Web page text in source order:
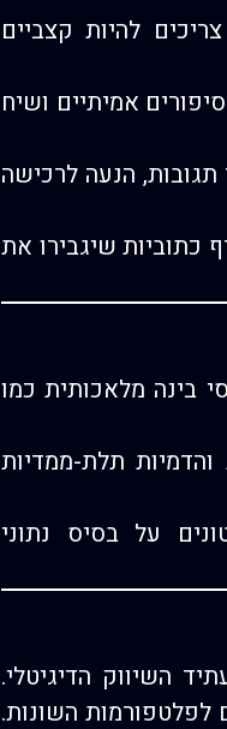
– יצירת תוכן ייעודי לכל פלטפורמה. סרטוני TikTok צריכים להיות קצביים
אמיתיים ושיח
תגובות, הנעה לרכישה
כתוביות שיגבירו את
בינה מלאכותית כמו
והדמיות תלת-ממדיות
על בסיס נתוני
השיווק הדיגיטלי.
לפלטפורמות השונות.